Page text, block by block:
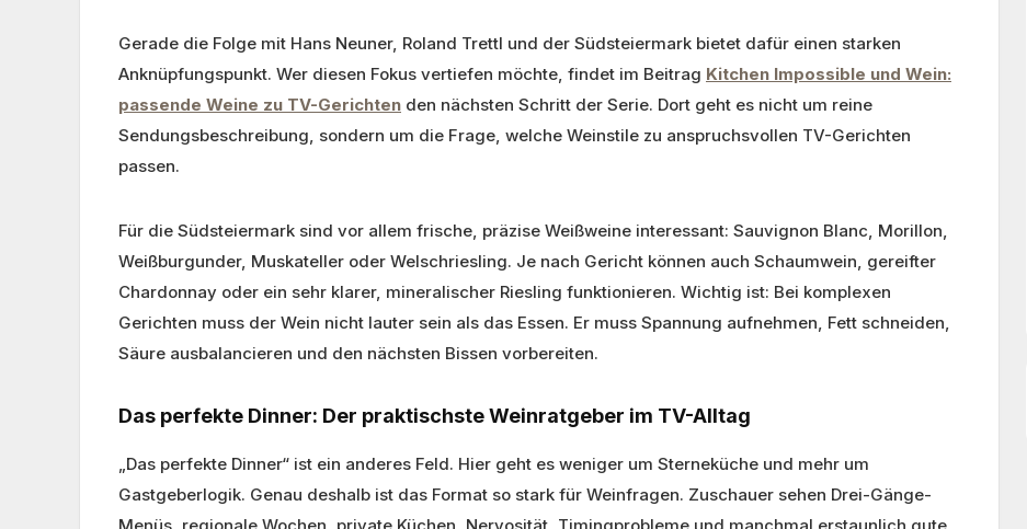
Gerade die Folge mit Hans Neuner, Roland Trettl und der Südsteiermark bietet dafür einen starken
Anknüpfungspunkt. Wer diesen Fokus vertiefen möchte, findet im Beitrag Kitchen Impossible und Wein:
passende Weine zu TV-Gerichten den nächsten Schritt der Serie. Dort geht es nicht um reine
Sendungsbeschreibung, sondern um die Frage, welche Weinstile zu anspruchsvollen TV-Gerichten
passen.
Für die Südsteiermark sind vor allem frische, präzise Weißweine interessant: Sauvignon Blanc, Morillon,
Weißburgunder, Muskateller oder Welschriesling. Je nach Gericht können auch Schaumwein, gereifter
Chardonnay oder ein sehr klarer, mineralischer Riesling funktionieren. Wichtig ist: Bei komplexen
Gerichten muss der Wein nicht lauter sein als das Essen. Er muss Spannung aufnehmen, Fett schneiden,
Säure ausbalancieren und den nächsten Bissen vorbereiten.
Das perfekte Dinner: Der praktischste Weinratgeber im TV-Alltag
„Das perfekte Dinner“ ist ein anderes Feld. Hier geht es weniger um Sterneküche und mehr um
Gastgeberlogik. Genau deshalb ist das Format so stark für Weinfragen. Zuschauer sehen Drei-Gänge-